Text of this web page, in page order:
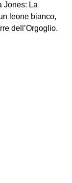
Jones: La
leone bianco,
dell’Orgoglio.